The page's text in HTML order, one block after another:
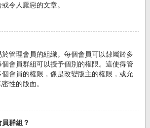
令人厭惡的文章。
管理會員的組織。每個會員可以隸屬於多
會員群組可以授予個別的權限。這使得管
會員的權限，像是改變版主的權限，或允
性的版面。
群組？